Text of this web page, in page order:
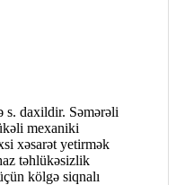
s. daxildir. Səmərəli
mexaniki
xəsarət yetirmək
təhlükəsizlik
kölgə siqnalı